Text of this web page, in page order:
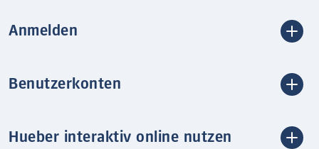
Anmelden
Benutzerkonten
Hueber interaktiv online nutzen